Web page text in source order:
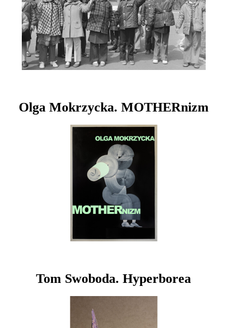
Olga Mokrzycka. MOTHERnizm
Tom Swoboda. Hyperborea